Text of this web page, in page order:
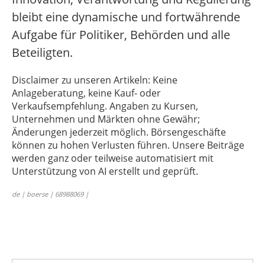
bleibt eine dynamische und fortwährende
Aufgabe für Politiker, Behörden und alle
Beteiligten.
Disclaimer zu unseren Artikeln: Keine
Anlageberatung, keine Kauf- oder
Verkaufsempfehlung. Angaben zu Kursen,
Unternehmen und Märkten ohne Gewähr;
Änderungen jederzeit möglich. Börsengeschäfte
können zu hohen Verlusten führen. Unsere Beiträge
werden ganz oder teilweise automatisiert mit
Unterstützung von AI erstellt und geprüft.
de | boerse | 68988069 |